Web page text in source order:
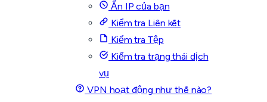
Ẩn IP của bạn
Kiểm tra Liên kết
Kiểm tra Tệp
Kiểm tra trạng thái dịch
vụ
VPN hoạt động như thế nào?